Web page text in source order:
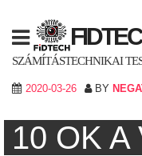
content
SZÁMÍTÁSTECHNIKAI
2020-03-26 BY
10 OK A